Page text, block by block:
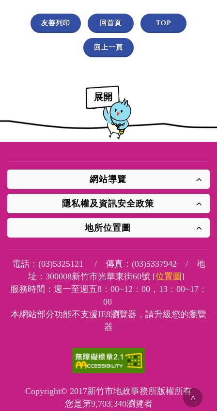
友善列印 回首頁 TOP
回上一頁
展開
網站導覽
隱私權及資訊安全政策
地所位置圖
電話： (03)5325121 / 傳真： (03)5337942 / 地
址： 300008新竹市光華東街60號 [位置圖]
服務時間：週一至週五8：00~12：00，13：00~17：
00
本網站部分功能不支援IE8瀏覽器，請升級您的瀏覽
器
Copyright© 2017新竹市地政事務所版權所有
您是第9,703,340瀏覽者